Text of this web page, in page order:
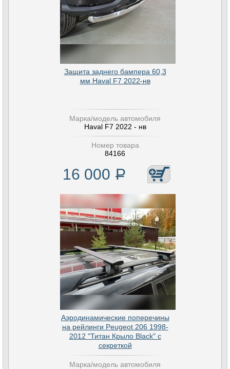
Защита заднего бампера 60,3
мм Haval F7 2022-нв
Марка/модель автомобиля
Haval F7 2022 - нв
Номер товара
84166
16 000 Р
Аэродинамические поперечины
на рейлинги Peugeot 206 1998-
2012 "Титан Крыло Black" с
секреткой
Марка/модель автомобиля